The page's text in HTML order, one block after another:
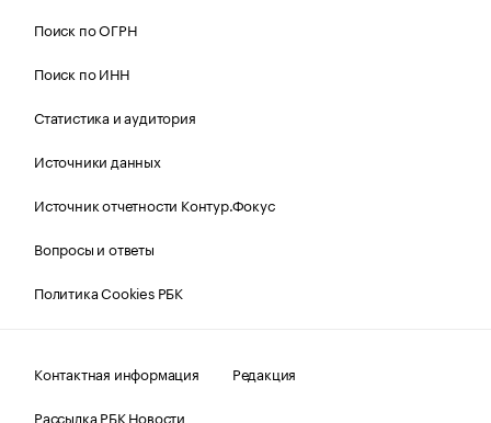
Поиск по ОГРН
Поиск по ИНН
Статистика и аудитория
Источники данных
Источник отчетности Контур.Фокус
Вопросы и ответы
Политика Cookies РБК
Контактная информация
Редакция
Рассылка РБК Новости